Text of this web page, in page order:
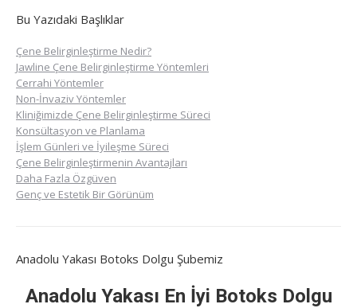
Bu Yazıdaki Başlıklar
Çene Belirginleştirme Nedir?
Jawline Çene Belirginleştirme Yöntemleri
Cerrahi Yöntemler
Non-İnvaziv Yöntemler
Kliniğimizde Çene Belirginleştirme Süreci
Konsültasyon ve Planlama
İşlem Günleri ve İyileşme Süreci
Çene Belirginleştirmenin Avantajları
Daha Fazla Özgüven
Genç ve Estetik Bir Görünüm
Anadolu Yakası Botoks Dolgu Şubemiz
Anadolu Yakası En İyi Botoks Dolgu